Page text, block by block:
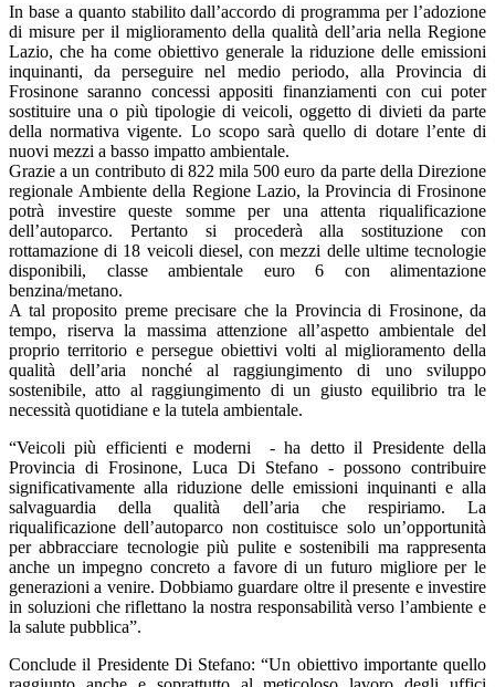
In base a quanto stabilito dall’accordo di programma per l’adozione
di misure per il miglioramento della qualità dell’aria nella Regione
Lazio, che ha come obiettivo generale la riduzione delle emissioni
inquinanti, da perseguire nel medio periodo, alla Provincia di
Frosinone saranno concessi appositi finanziamenti con cui poter
sostituire una o più tipologie di veicoli, oggetto di divieti da parte
della normativa vigente. Lo scopo sarà quello di dotare l’ente di
nuovi mezzi a basso impatto ambientale.
Grazie a un contributo di 822 mila 500 euro da parte della Direzione
regionale Ambiente della Regione Lazio, la Provincia di Frosinone
potrà investire queste somme per una attenta riqualificazione
dell’autoparco. Pertanto si procederà alla sostituzione con
rottamazione di 18 veicoli diesel, con mezzi delle ultime tecnologie
disponibili, classe ambientale euro 6 con alimentazione
benzina/metano.
A tal proposito preme precisare che la Provincia di Frosinone, da
tempo, riserva la massima attenzione all’aspetto ambientale del
proprio territorio e persegue obiettivi volti al miglioramento della
qualità dell’aria nonché al raggiungimento di uno sviluppo
sostenibile, atto al raggiungimento di un giusto equilibrio tra le
necessità quotidiane e la tutela ambientale.
“Veicoli più efficienti e moderni - ha detto il Presidente della
Provincia di Frosinone, Luca Di Stefano - possono contribuire
significativamente alla riduzione delle emissioni inquinanti e alla
salvaguardia della qualità dell’aria che respiriamo. La
riqualificazione dell’autoparco non costituisce solo un’opportunità
per abbracciare tecnologie più pulite e sostenibili ma rappresenta
anche un impegno concreto a favore di un futuro migliore per le
generazioni a venire. Dobbiamo guardare oltre il presente e investire
in soluzioni che riflettano la nostra responsabilità verso l’ambiente e
la salute pubblica”.
Conclude il Presidente Di Stefano: “Un obiettivo importante quello